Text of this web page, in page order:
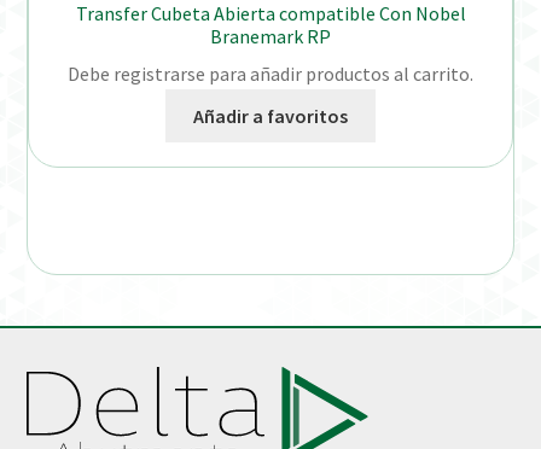
Transfer Cubeta Abierta compatible Con Nobel
Branemark RP
Debe registrarse para añadir productos al carrito.
Añadir a favoritos